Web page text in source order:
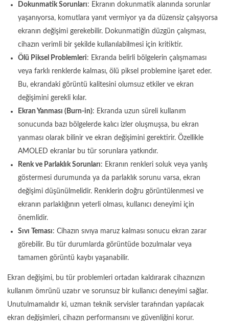
Dokunmatik Sorunları: Ekranın dokunmatik alanında sorunlar
yaşanıyorsa, komutlara yanıt vermiyor ya da düzensiz çalışıyorsa
ekranın değişimi gerekebilir. Dokunmatiğin düzgün çalışması,
cihazın verimli bir şekilde kullanılabilmesi için kritiktir.
Ölü Piksel Problemleri: Ekranda belirli bölgelerin çalışmaması
veya farklı renklerde kalması, ölü piksel problemine işaret eder.
Bu, ekrandaki görüntü kalitesini olumsuz etkiler ve ekran
değişimini gerekli kılar.
Ekran Yanması (Burn-in): Ekranda uzun süreli kullanım
sonucunda bazı bölgelerde kalıcı izler oluşmuşsa, bu ekran
yanması olarak bilinir ve ekran değişimini gerektirir. Özellikle
AMOLED ekranlar bu tür sorunlara yatkındır.
Renk ve Parlaklık Sorunları: Ekranın renkleri soluk veya yanlış
göstermesi durumunda ya da parlaklık sorunu varsa, ekran
değişimi düşünülmelidir. Renklerin doğru görüntülenmesi ve
ekranın parlaklığının yeterli olması, kullanıcı deneyimi için
önemlidir.
Sıvı Teması: Cihazın sıvıya maruz kalması sonucu ekran zarar
görebilir. Bu tür durumlarda görüntüde bozulmalar veya
tamamen görüntü kaybı yaşanabilir.
Ekran değişimi, bu tür problemleri ortadan kaldırarak cihazınızın
kullanım ömrünü uzatır ve sorunsuz bir kullanıcı deneyimi sağlar.
Unutulmamalıdır ki, uzman teknik servisler tarafından yapılacak
ekran değişimleri, cihazın performansını ve güvenliğini korur.